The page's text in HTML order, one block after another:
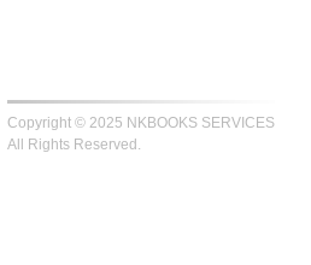
Copyright © 2025 NKBOOKS SERVICES
All Rights Reserved.